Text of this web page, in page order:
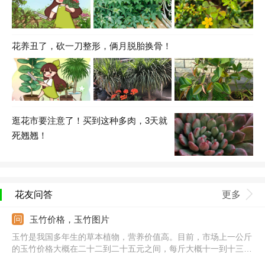
花养丑了，砍一刀整形，俩月脱胎换骨！
逛花市要注意了！买到这种多肉，3天就
死翘翘！
花友问答 更多
玉竹价格，玉竹图片
玉竹是我国多年生的草本植物，营养价值高。目前，市场上一公斤
的玉竹价格大概在二十二到二十五元之间，每斤大概十一到十三元